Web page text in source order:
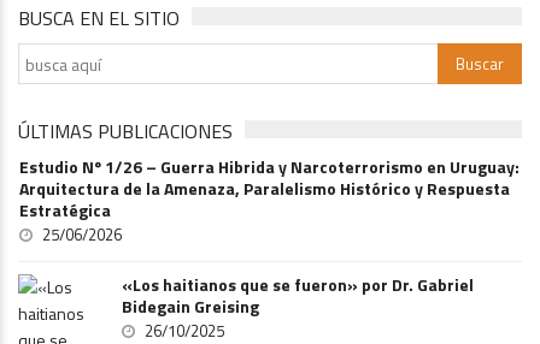
BUSCA EN EL SITIO
ÚLTIMAS PUBLICACIONES
Estudio Nº 1/26 – Guerra Hibrida y Narcoterrorismo en Uruguay:
Arquitectura de la Amenaza, Paralelismo Histórico y Respuesta
Estratégica
25/06/2026
«Los haitianos que se fueron» por Dr. Gabriel
Bidegain Greising
26/10/2025